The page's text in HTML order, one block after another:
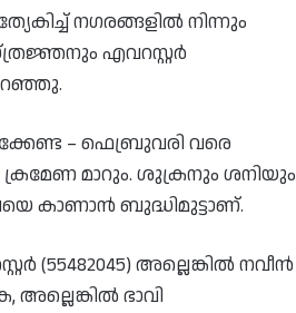
നഗരങ്ങളിൽ നിന്നും
എവറസ്റ്റർ
– ഫെബ്രുവരി വരെ
മാറും. ശുക്രനും ശനിയും
കാണാൻ ബുദ്ധിമുട്ടാണ്.
അല്ലെങ്കിൽ നവീൻ
അല്ലെങ്കിൽ ഭാവി